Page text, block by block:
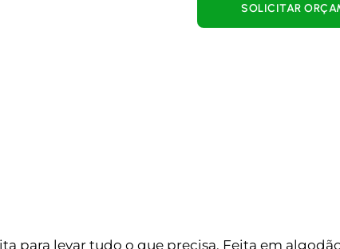
SOLICITAR
para levar tudo o que precisa. Feita em